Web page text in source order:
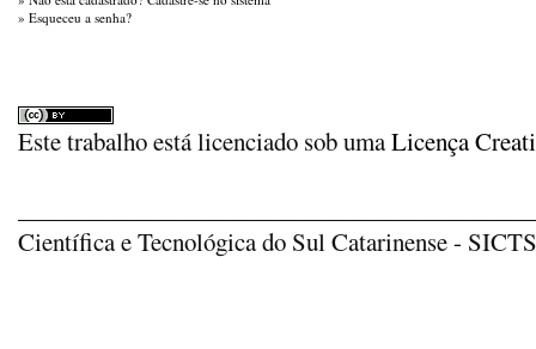
» Esqueceu a senha?
Este trabalho está licenciado sob umaLicença
Científica e Tecnológica do Sul Catarinense -